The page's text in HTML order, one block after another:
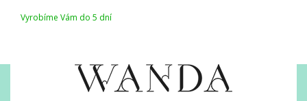
Vyrobíme Vám do 5 dní